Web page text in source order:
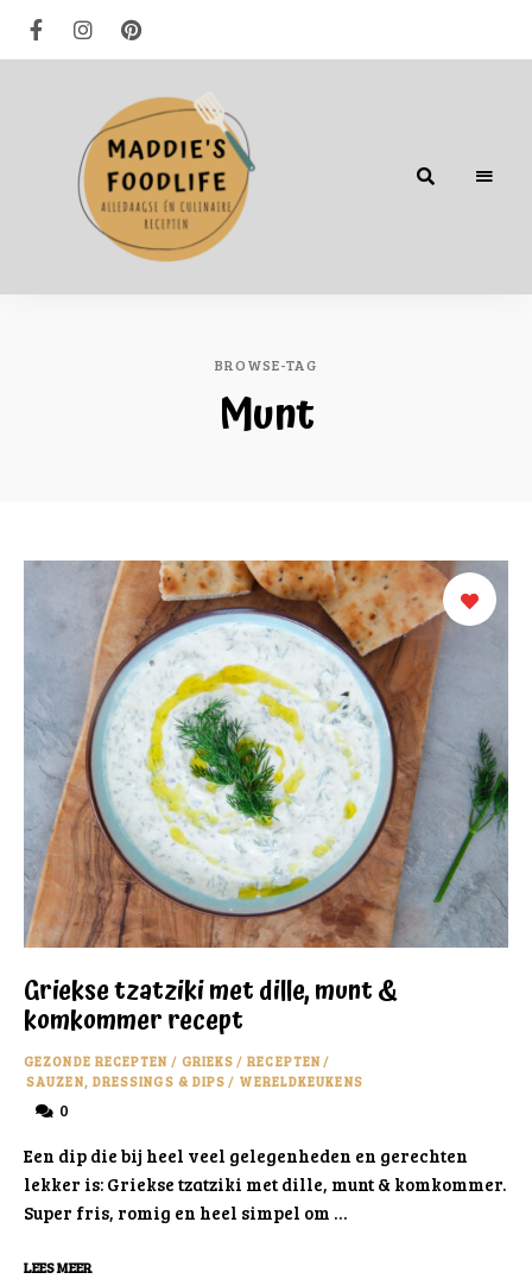
Alledaagse
BROWSE-TAG
Munt
Griekse tzatziki met dille, munt &
komkommer recept
GEZONDE RECEPTEN / GRIEKS / RECEPTEN/
SAUZEN, DRESSINGS & DIPS / WERELDKEUKENS
0
Een dip die bij heel veel gelegenheden en gerechten
lekker is: Griekse tzatziki met dille, munt & komkommer.
Super fris, romig en heel simpel om …
LEES MEER